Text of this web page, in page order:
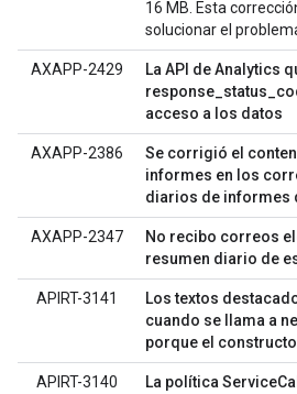
16 MB. Esta
solucionar el
AXAPP-2429
La API de Analytics
acceso a los datos
AXAPP-2386
Se corrigió el
informes en los
diarios de informes
AXAPP-2347
No recibo correos
resumen diario de
APIRT-3141
Los textos
cuando se llama a
porque el
APIRT-3140
La política